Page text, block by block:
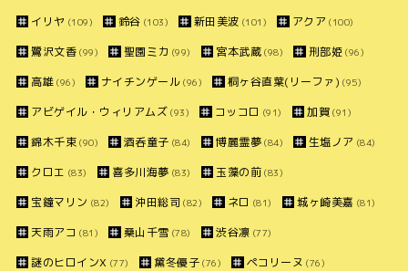
イリヤ (109) 鈴谷 (103) 新田美波 (101) アクア (100)
鷺沢文香 (99) 聖園ミカ (99) 宮本武蔵 (98) 刑部姫 (96)
高雄 (96) ナイチンゲール (96) 桐ヶ谷直葉(リーファ) (95)
アビゲイル・ウィリアムズ (93) コッコロ (91) 加賀 (91)
錦木千束 (90) 酒呑童子 (84) 博麗霊夢 (84) 生塩ノア (84)
クロエ (83) 喜多川海夢 (83) 玉藻の前 (83)
宝鐘マリン (82) 沖田総司 (82) ネロ (81) 城ヶ崎美嘉 (81)
天雨アコ (81) 桑山千雪 (78) 渋谷凛 (77)
謎のヒロインX (77) 黛冬優子 (76) ペコリーヌ (76)